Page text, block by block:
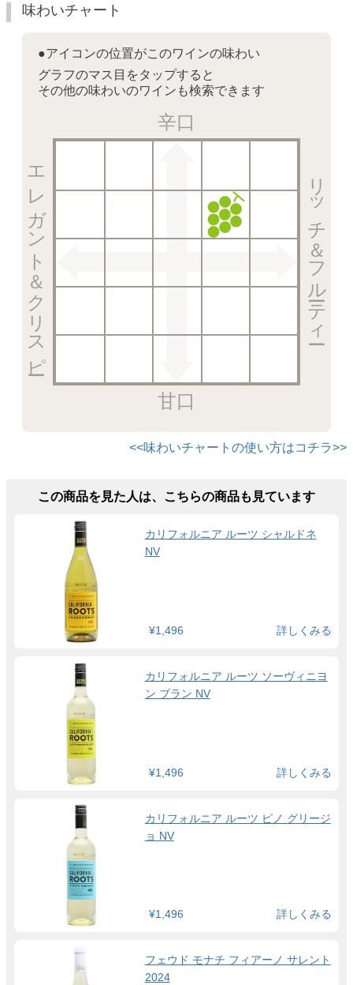
味わいチャート
●アイコンの位置がこのワインの味わい
グラフのマス目をタップすると
その他の味わいのワインも検索できます
辛口
リッチ＆フルーティー
甘口
エレガント＆クリスピー
<<味わいチャートの使い方はコチラ>>
この商品を見た人は、こちらの商品も見ています
カリフォルニア ルーツ シャルドネ
NV
¥1,496 詳しくみる
カリフォルニア ルーツ ソーヴィニヨ
ン ブラン NV
¥1,496 詳しくみる
カリフォルニア ルーツ ピノ グリージ
ョ NV
¥1,496 詳しくみる
フェウド モナチ フィアーノ サレント
2024